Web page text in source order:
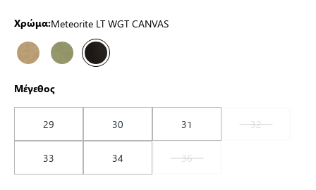
Χρώμα:Meteorite LT WGT CANVAS
Μέγεθος
29 30 31
32
33
34 36